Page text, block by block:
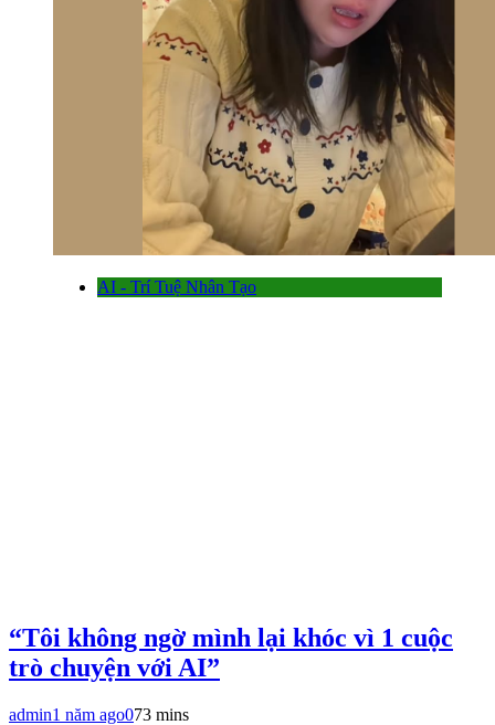
AI - Trí Tuệ Nhân Tạo
“Tôi không ngờ mình lại khóc vì 1 cuộc
trò chuyện với AI”
admin1 năm ago073 mins